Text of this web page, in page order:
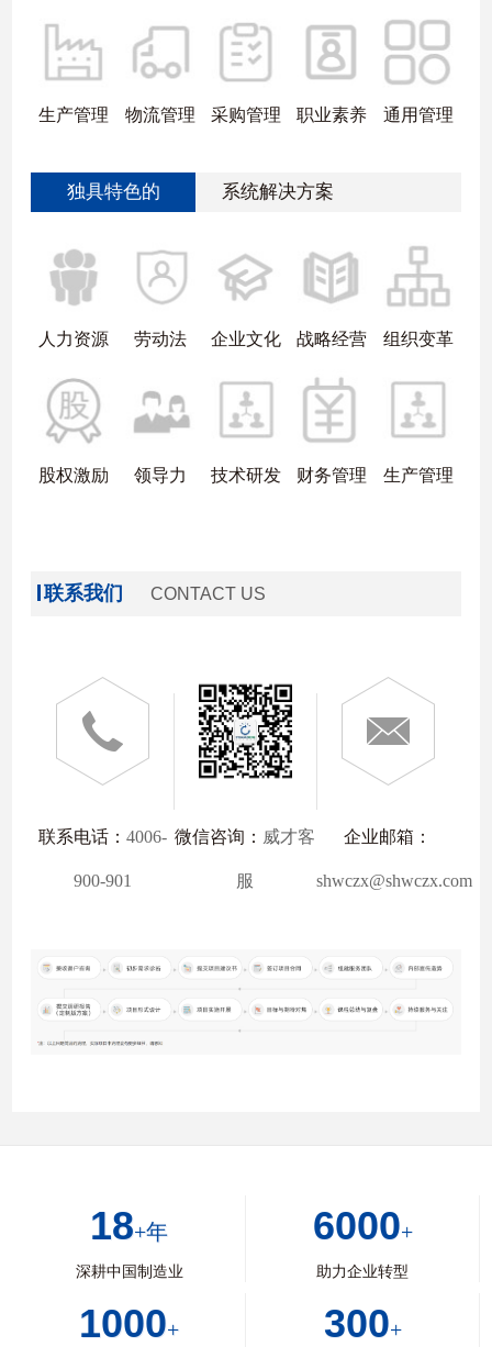
生产管理 物流管理 采购管理 职业素养 通用管理
独具特色的 系统解决方案
人力资源 劳动法 企业文化 战略经营 组织变革
股权激励 领导力 技术研发 财务管理 生产管理
联系我们 CONTACT US
联系电话： 4006-
900-901
微信咨询： 威才客
服
企业邮箱：
shwczx@shwczx.com
18+年
深耕中国制造业
6000+
助力企业转型
1000+ 300+